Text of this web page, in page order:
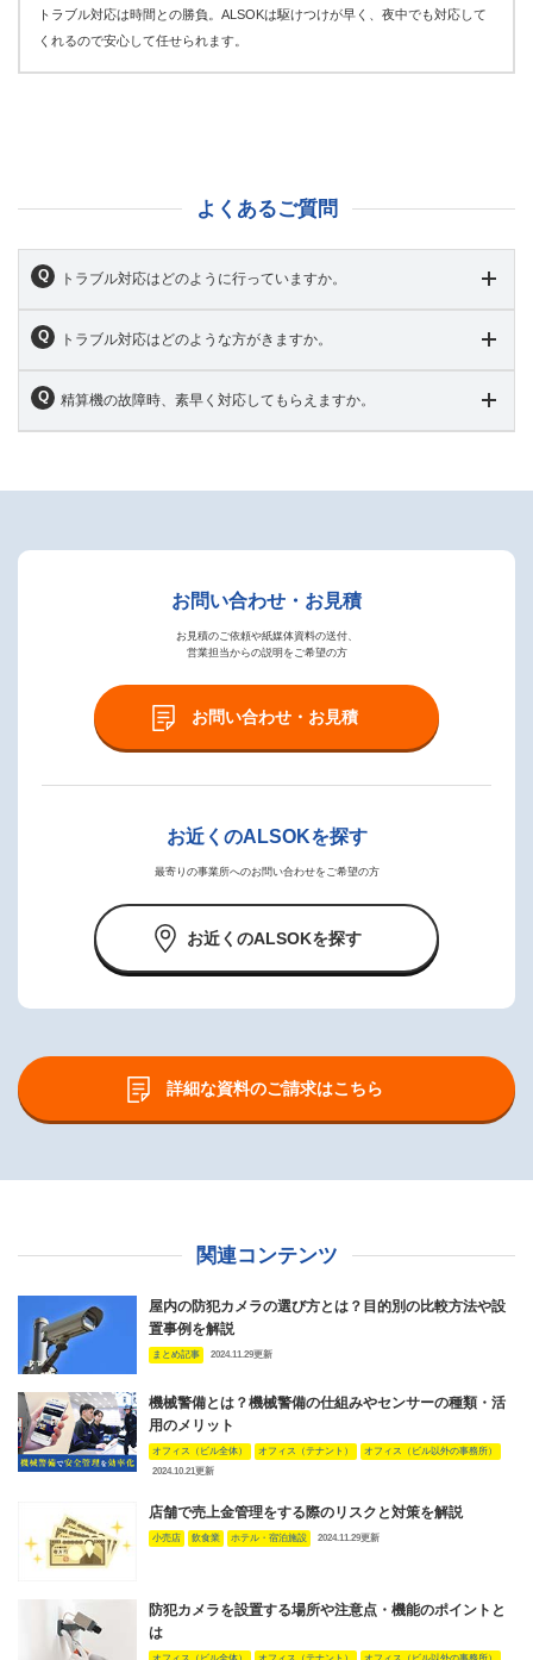
トラブル対応は時間との勝負。ALSOKは駆けつけが早く、夜中でも対応して
くれるので安心して任せられます。
よくあるご質問
トラブル対応はどのように行っていますか。
トラブル対応はどのような方がきますか。
精算機の故障時、素早く対応してもらえますか。
お問い合わせ・お見積
お見積のご依頼や紙媒体資料の送付、
営業担当からの説明をご希望の方
お問い合わせ・お見積
お近くのALSOKを探す
最寄りの事業所へのお問い合わせをご希望の方
お近くのALSOKを探す
詳細な資料のご請求はこちら
関連コンテンツ
屋内の防犯カメラの選び方とは？目的別の比較方法や設
置事例を解説
まとめ記事 2024.11.29更新
機械警備とは？機械警備の仕組みやセンサーの種類・活
用のメリット
オフィス（ビル全体） オフィス（テナント）
オフィス（ビル以外の事務所）
2024.10.21更新
店舗で売上金管理をする際のリスクと対策を解説
小売店 飲食業 ホテル・宿泊施設 2024.11.29更新
防犯カメラを設置する場所や注意点・機能のポイントと
は
オフィス（ビル全体） オフィス（テナント）
オフィス（ビル以外の事務所）